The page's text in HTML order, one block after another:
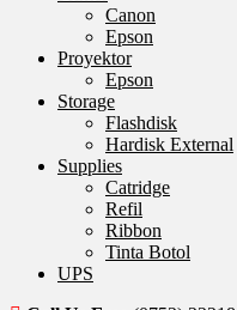
Canon
Epson
Proyektor
Epson
Storage
Flashdisk
Hardisk External
Supplies
Catridge
Refil
Ribbon
Tinta Botol
UPS